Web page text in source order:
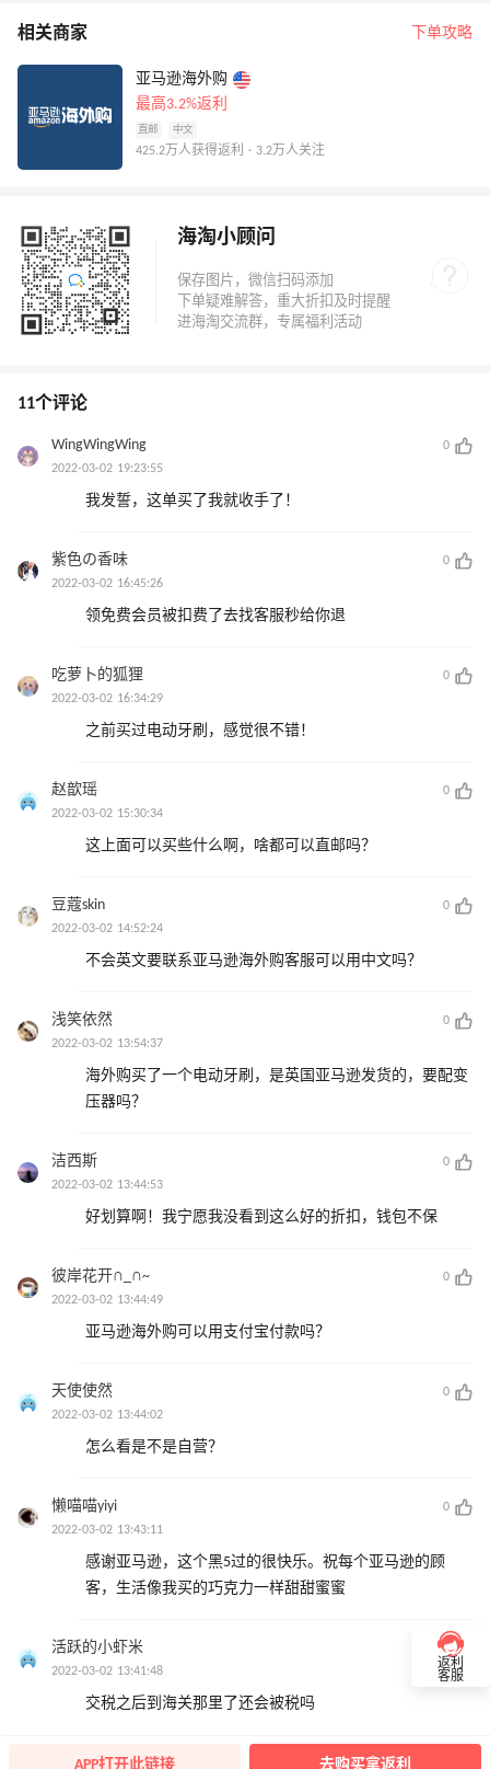
相关商家 下单攻略
亚马逊海外购
最高3.2%返利
直邮 中文
425.2万人获得返利 · 3.2万人关注
海淘小顾问
11个评论
WingWingWing
0
2022-03-02 19:23:55
我发誓，这单买了我就收手了！
紫色の香味
0
2022-03-02 16:45:26
领免费会员被扣费了去找客服秒给你退
吃萝卜的狐狸
0
2022-03-02 16:34:29
之前买过电动牙刷，感觉很不错！
赵歆瑶
0
2022-03-02 15:30:34
这上面可以买些什么啊，啥都可以直邮吗？
豆蔻skin
0
2022-03-02 14:52:24
不会英文要联系亚马逊海外购客服可以用中文吗？
浅笑依然
0
2022-03-02 13:54:37
海外购买了一个电动牙刷，是英国亚马逊发货的，要配变
压器吗？
洁西斯
0
2022-03-02 13:44:53
好划算啊！我宁愿我没看到这么好的折扣，钱包不保
彼岸花开∩_∩~
0
2022-03-02 13:44:49
亚马逊海外购可以用支付宝付款吗？
天使使然
0
2022-03-02 13:44:02
怎么看是不是自营？
懒喵喵yiyi
0
2022-03-02 13:43:11
感谢亚马逊，这个黑5过的很快乐。祝每个亚马逊的顾
客，生活像我买的巧克力一样甜甜蜜蜜
活跃的小虾米
0
2022-03-02 13:41:48
交税之后到海关那里了还会被税吗
返利
客服
APP打开此链接 去购买拿返利